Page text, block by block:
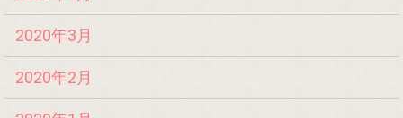
2020年3月
2020年2月